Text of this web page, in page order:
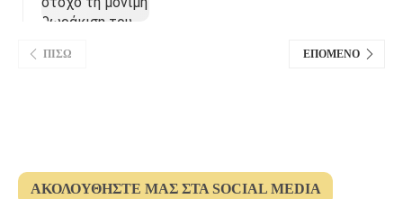
ΠΊΣΩ ΕΠΌΜΕΝΟ
ΑΚΟΛΟΥΘΉΣΤΕ ΜΑΣ ΣΤΑ SOCIAL MEDIA